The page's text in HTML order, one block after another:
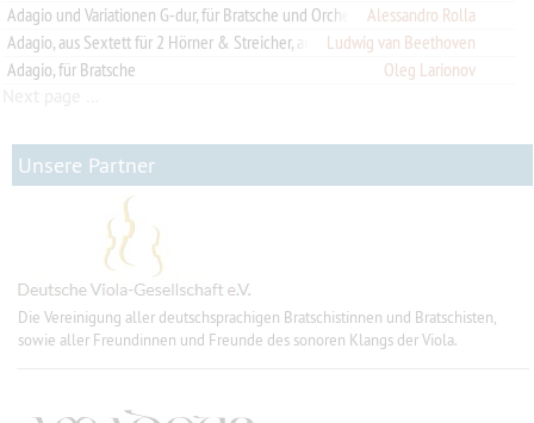
Adagio und Variationen G-dur, für Bratsche und OrchesterAlessandro Rolla
Adagio, aus Sextett für 2 Hörner & Streicher, arrangiert für 4 Bratschen
Ludwig van Beethoven
Adagio, für Bratsche
Oleg Larionov
Unsere Partner
Die Vereinigung aller deutschsprachigen Bratschistinnen und Bratschisten,
sowie aller Freundinnen und Freunde des sonoren Klangs der Viola.